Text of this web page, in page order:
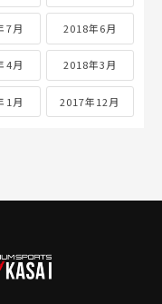
7月 2018年6月
4月 2018年3月
1月 2017年12月